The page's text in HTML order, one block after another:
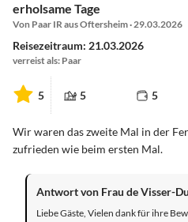
erholsame Tage
Von Paar IR aus Oftersheim · 29.03.2026
Reisezeitraum: 21.03.2026
verreist als: Paar
5 5 5
Wir waren das zweite Mal in der
zufrieden wie beim ersten Mal.
Antwort von Frau de Visser-
Liebe Gäste, Vielen dank für ihre